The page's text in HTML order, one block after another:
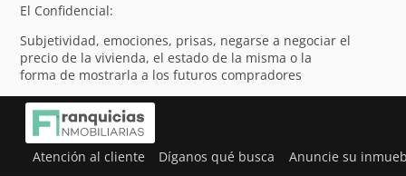
El Confidencial:
Subjetividad, emociones, prisas, negarse a negociar el
precio de la vivienda, el estado de la misma o la
forma de mostrarla a los futuros compradores
Atención al cliente Díganos qué busca Anuncie su